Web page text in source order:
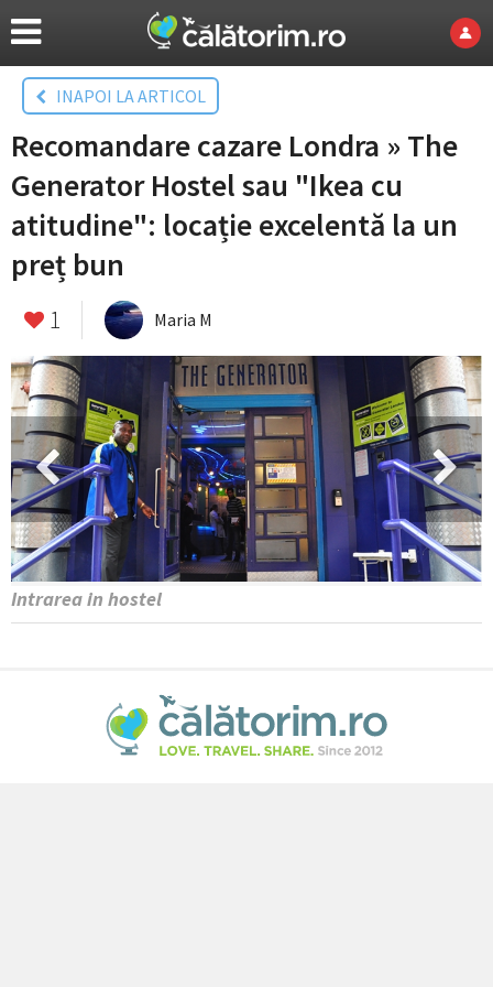
INAPOI LA ARTICOL
Recomandare cazare Londra » The
Generator Hostel sau "Ikea cu
atitudine": locație excelentă la un
preț bun
1 Maria M
Intrarea in hostel